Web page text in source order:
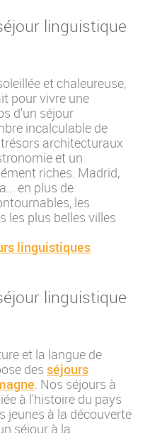
linguistique
et chaleureuse,
pour vivre une
d'un séjour
incalculable de
architecturaux
et un
riches. Madrid,
en plus de
les
les plus belles villes
linguistiques
linguistique
et la langue de
des séjours
. Nos séjours à
à l'histoire du pays
jeunes à la découverte
séjour à la